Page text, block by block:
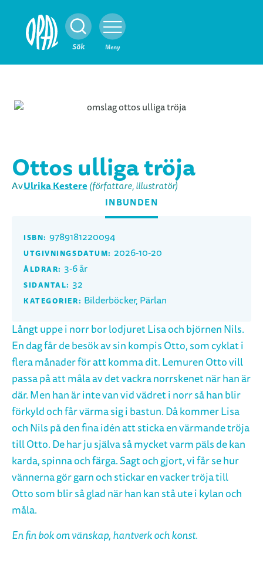
Sök
Stäng Meny
Ottos ulliga tröja
AvUlrika Kestere (författare, illustratör)
INBUNDEN
ISBN: 9789181220094
UTGIVNINGSDATUM: 2026-10-20
ÅLDRAR: 3-6 år
SIDANTAL: 32
KATEGORIER: Bilderböcker, Pärlan
Långt uppe i norr bor lodjuret Lisa och björnen Nils.
En dag får de besök av sin kompis Otto, som cyklat i
flera månader för att komma dit. Lemuren Otto vill
passa på att måla av det vackra norrskenet när han är
där. Men han är inte van vid vädret i norr så han blir
förkyld och får värma sig i bastun. Då kommer Lisa
och Nils på den fina idén att sticka en värmande tröja
till Otto. De har ju själva så mycket varm päls de kan
karda, spinna och färga. Sagt och gjort, vi får se hur
vännerna gör garn och stickar en vacker tröja till
Otto som blir så glad när han kan stå ute i kylan och
måla.
En fin bok om vänskap, hantverk och konst.